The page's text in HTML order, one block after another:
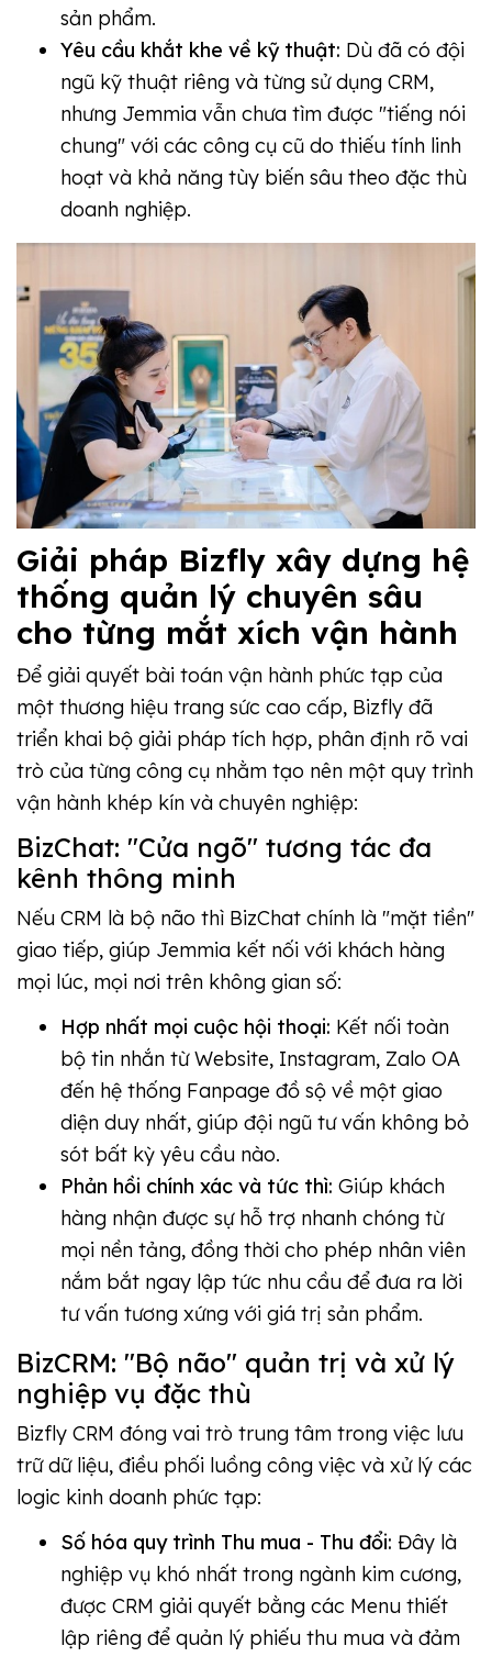
sản phẩm.
Yêu cầu khắt khe về kỹ thuật: Dù đã có đội
ngũ kỹ thuật riêng và từng sử dụng CRM,
nhưng Jemmia vẫn chưa tìm được "tiếng nói
chung" với các công cụ cũ do thiếu tính linh
hoạt và khả năng tùy biến sâu theo đặc thù
doanh nghiệp.
Giải pháp Bizfly xây dựng hệ
thống quản lý chuyên sâu
cho từng mắt xích vận hành
Để giải quyết bài toán vận hành phức tạp của
một thương hiệu trang sức cao cấp, Bizfly đã
triển khai bộ giải pháp tích hợp, phân định rõ vai
trò của từng công cụ nhằm tạo nên một quy trình
vận hành khép kín và chuyên nghiệp:
BizChat: "Cửa ngõ" tương tác đa
kênh thông minh
Nếu CRM là bộ não thì BizChat chính là "mặt tiền"
giao tiếp, giúp Jemmia kết nối với khách hàng
mọi lúc, mọi nơi trên không gian số:
Hợp nhất mọi cuộc hội thoại: Kết nối toàn
bộ tin nhắn từ Website, Instagram, Zalo OA
đến hệ thống Fanpage đồ sộ về một giao
diện duy nhất, giúp đội ngũ tư vấn không bỏ
sót bất kỳ yêu cầu nào.
Phản hồi chính xác và tức thì: Giúp khách
hàng nhận được sự hỗ trợ nhanh chóng từ
mọi nền tảng, đồng thời cho phép nhân viên
nắm bắt ngay lập tức nhu cầu để đưa ra lời
tư vấn tương xứng với giá trị sản phẩm.
BizCRM: "Bộ não" quản trị và xử lý
nghiệp vụ đặc thù
Bizfly CRM đóng vai trò trung tâm trong việc lưu
trữ dữ liệu, điều phối luồng công việc và xử lý các
logic kinh doanh phức tạp:
Số hóa quy trình Thu mua - Thu đổi: Đây là
nghiệp vụ khó nhất trong ngành kim cương,
được CRM giải quyết bằng các Menu thiết
lập riêng để quản lý phiếu thu mua và đảm